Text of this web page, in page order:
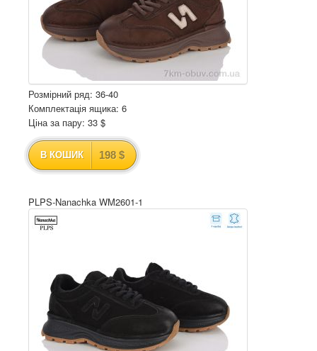
Розмірний ряд: 36-40
Комплектація ящика: 6
Ціна за пару: 33 $
В КОШИК 198 $
PLPS-Nanachka WM2601-1